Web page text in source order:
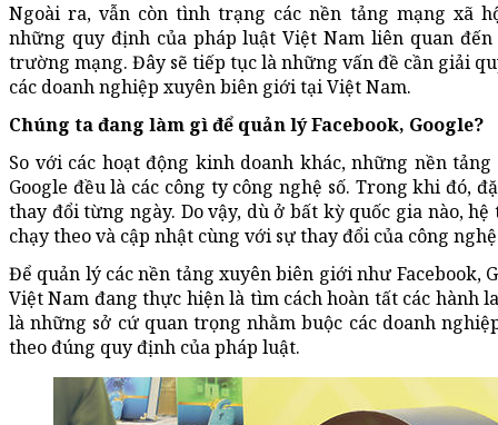
Ngoài ra, vẫn còn tình trạng các nền tảng mạng xã
những quy định của pháp luật Việt Nam liên quan
trường mạng. Đây sẽ tiếp tục là những vấn đề cần giải
các doanh nghiệp xuyên biên giới tại Việt Nam.
Chúng ta đang làm gì để quản lý Facebook, Google?
So với các hoạt động kinh doanh khác, những nền
Google đều là các công ty công nghệ số. Trong khi đó,
thay đổi từng ngày. Do vậy, dù ở bất kỳ quốc gia nào,
chạy theo và cập nhật cùng với sự thay đổi của công
Để quản lý các nền tảng xuyên biên giới như Facebook,
Việt Nam đang thực hiện là tìm cách hoàn tất các hành
là những sở cứ quan trọng nhằm buộc các doanh
theo đúng quy định của pháp luật.